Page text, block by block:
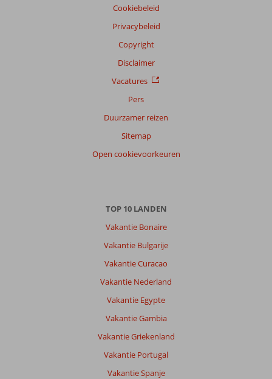
Cookiebeleid
Privacybeleid
Copyright
Disclaimer
Vacatures
Pers
Duurzamer reizen
Sitemap
Open cookievoorkeuren
TOP 10 LANDEN
Vakantie Bonaire
Vakantie Bulgarije
Vakantie Curacao
Vakantie Nederland
Vakantie Egypte
Vakantie Gambia
Vakantie Griekenland
Vakantie Portugal
Vakantie Spanje